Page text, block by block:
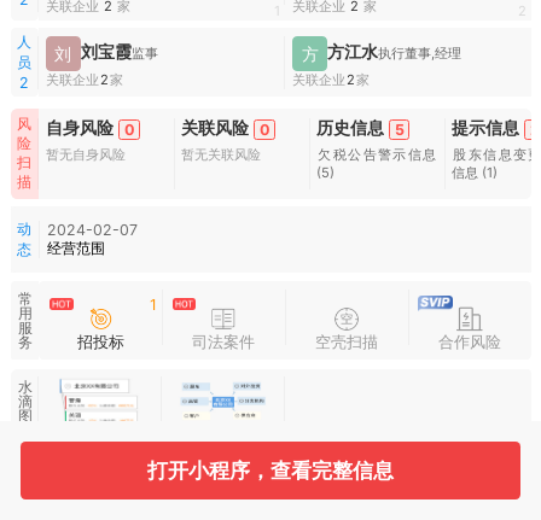
关联企业 2 家 1
关联企业 2 家 2
人
员
2
刘 刘宝霞监事
关联企业 2家
方 方江水执行董事,经理
关联企业 2家
风
险
扫
描
自身风险 0
暂无自身风险
关联风险 0
暂无关联风险
历史信息 5
欠税公告警示信息
(5)
提示信息 2
股东信息变
信息 (1)
动
态
2024-02-07
经营范围
常
用
服
务
1
招投标 司法案件 空壳扫描 合作风险
水
滴
图
基本信息 收起
打开小程序，查看完整信息